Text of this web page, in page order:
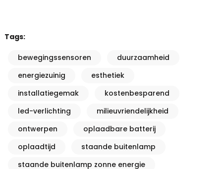
Tags:
bewegingssensoren
duurzaamheid
energiezuinig
esthetiek
installatiegemak
kostenbesparend
led-verlichting
milieuvriendelijkheid
ontwerpen
oplaadbare batterij
oplaadtijd
staande buitenlamp
staande buitenlamp zonne energie